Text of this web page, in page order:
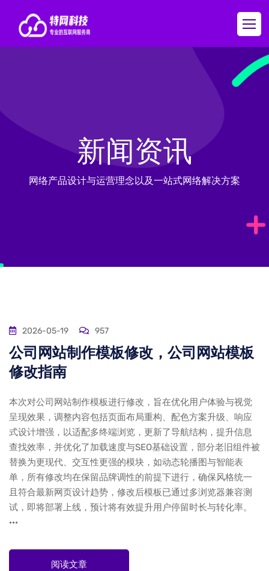
新闻资讯
网络产品设计与运营理念以及一站式网络解决方案
2026-05-19 957
公司网站制作模板修改，公司网站模板
修改指南
本次对公司网站制作模板进行修改，旨在优化用户体验与视觉
呈现效果，调整内容包括页面布局重构、配色方案升级、响应
式设计增强，以适配多终端浏览，更新了导航结构，提升信息
查找效率，并优化了加载速度与SEO基础设置，部分老旧组件被
替换为更现代、交互性更强的模块，如动态轮播图与智能表
单，所有修改均在保留品牌调性的前提下进行，确保风格统一
且符合最新网页设计趋势，修改后模板已通过多浏览器兼容测
试，即将部署上线，预计将有效提升用户停留时长与转化率。
···
阅读文章